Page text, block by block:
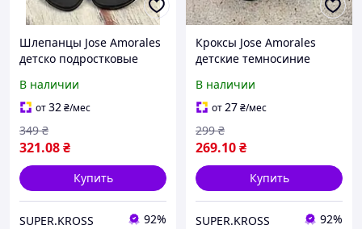
Шлепанцы Jose Amorales
детско подростковые
В наличии
от32₴/мес
321.08₴
349 ₴
Купить
SUPER.KROSS 92%
Кроксы Jose Amorales
детские темносиние
В наличии
от27₴/мес
269.10₴
299 ₴
Купить
SUPER.KROSS 92%